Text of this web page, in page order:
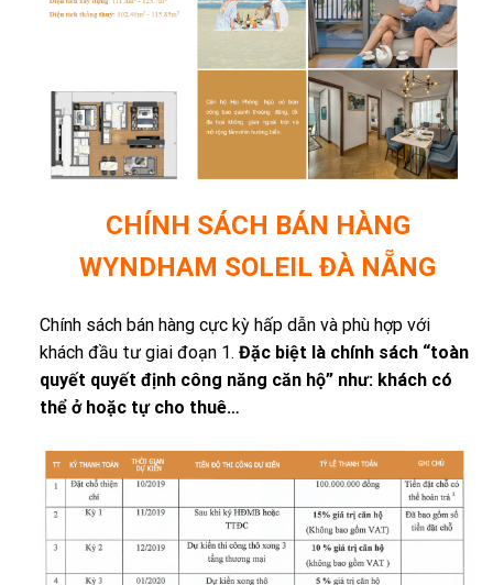
CHÍNH SÁCH BÁN HÀNG
WYNDHAM SOLEIL ĐÀ NẴNG
Chính sách bán hàng cực kỳ hấp dẫn và phù hợp với
khách đầu tư giai đoạn 1. Đặc biệt là chính sách “toàn
quyết quyết định công năng căn hộ” như: khách có
thể ở hoặc tự cho thuê…